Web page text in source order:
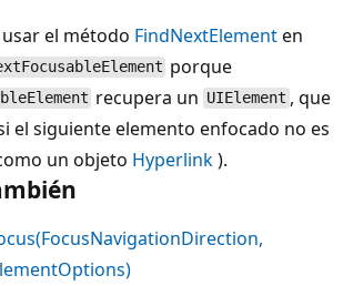
el método FindNextElementen
porque
recupera un UIElement , que
el siguiente elemento enfocado no es
un objeto Hyperlink).